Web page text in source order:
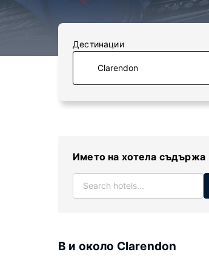
Дестинации
Името на хотела съдържа
В и около Clarendon